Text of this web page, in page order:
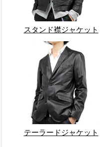
スタンド襟ジャケット
テーラードジャケット